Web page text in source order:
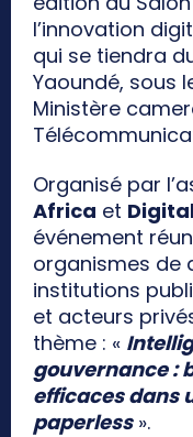
l’innovation
qui se tiendra
Yaoundé, sous
Ministère
Organisé par
Africa et
événement
organismes de
institutions
et acteurs
thème : «
gouvernance :
efficaces dans
paperless».